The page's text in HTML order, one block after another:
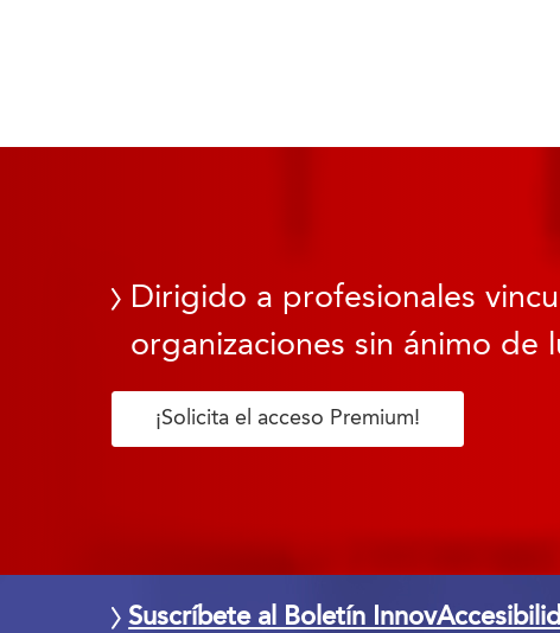
Dirigido a profesionales
organizaciones sin ánimo de
¡Solicita el acceso Premium!
Suscríbete al Boletín